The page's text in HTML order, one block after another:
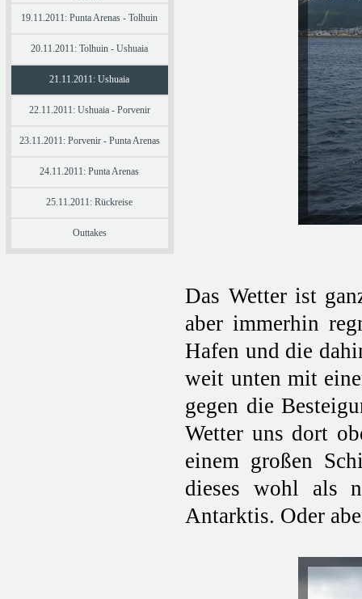
19.11.2011: Punta Arenas - Tolhuin
20.11.2011: Tolhuin - Ushuaia
21.11.2011: Ushuaia
22.11.2011: Ushuaia - Porvenir
23.11.2011: Porvenir - Punta Arenas
24.11.2011: Punta Arenas
25.11.2011: Rückreise
Outtakes
Das Wetter ist
aber immerhin
Hafen und die
weit unten mit
gegen die
Wetter uns dort
einem großen
dieses wohl als
Antarktis. Oder